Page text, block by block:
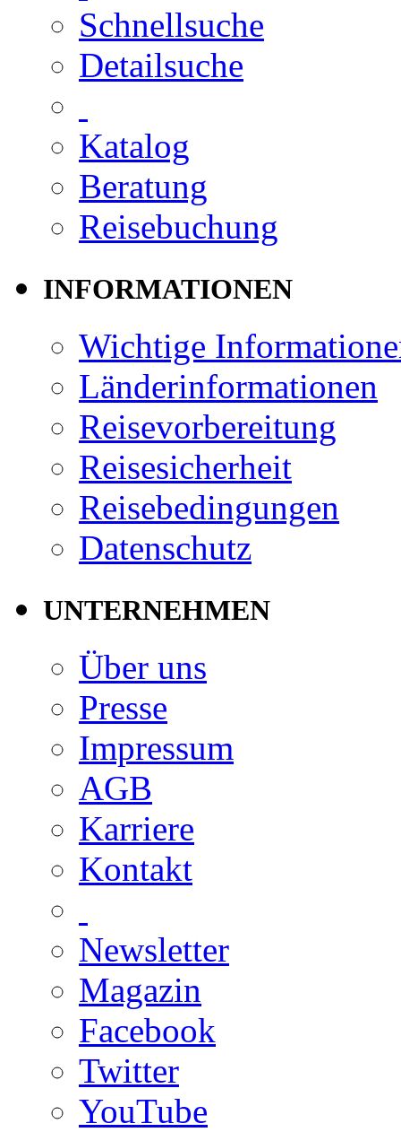
Schnellsuche
Detailsuche
Katalog
Beratung
Reisebuchung
INFORMATIONEN
Wichtige
Länderinformationen
Reisevorbereitung
Reisesicherheit
Reisebedingungen
Datenschutz
UNTERNEHMEN
Über uns
Presse
Impressum
AGB
Karriere
Kontakt
Newsletter
Magazin
Facebook
Twitter
YouTube